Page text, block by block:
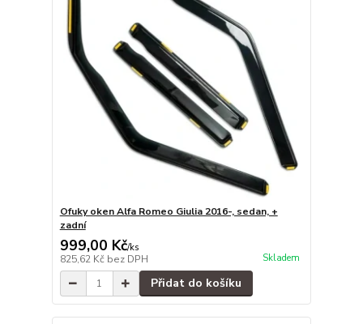
Ofuky oken Alfa Romeo Giulia 2016-, sedan, +
zadní
999,00 Kč/ks
825,62 Kč bez DPH Skladem
Přidat do košíku